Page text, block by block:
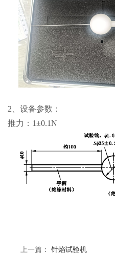
2、 设备参数：
推力：1±0.1N
上一篇： 针焰试验机